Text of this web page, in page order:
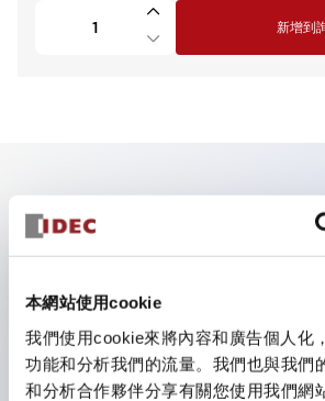
本網站使用cookie
我們使用cookie來將內容和廣告個人化
功能和分析我們的流量。我們也與我們
和分析合作夥伴分享有關您使用我們網
新增到
主要特點
作業性提升的背部端子方式，全系列
平坦端子面。
UL・CSA認證品